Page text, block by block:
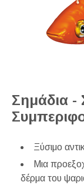
Σημάδια
Ξύσιμο
Μια
δέρμα του